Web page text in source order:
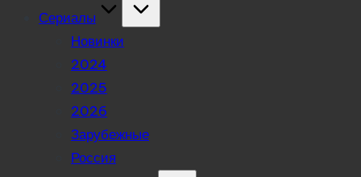
Сериалы
Новинки
2024
2025
2026
Зарубежные
Россия